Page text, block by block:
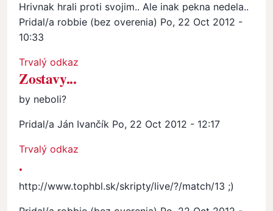
Hrivnak hrali proti svojim.. Ale inak pekna nedela..
Pridal/a robbie (bez overenia) Po, 22 Oct 2012 -
10:33
Trvalý odkaz
Zostavy...
by neboli?
Pridal/aJán Ivančík Po, 22 Oct 2012 - 12:17
In reply toZostavy...
Trvalý odkaz
.
http://www.tophbl.sk/skripty/live/?/match/13 ;)